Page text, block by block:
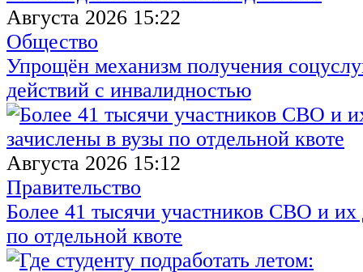
Августа 2026 15:22
Общество
Упрощён механизм получения
действий с инвалидностью
Августа 2026 15:12
Правительство
Более 41 тысячи участников СВО и их
по отдельной квоте